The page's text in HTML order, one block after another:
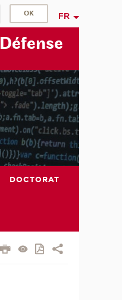
FR
Défense
DOCTORAT